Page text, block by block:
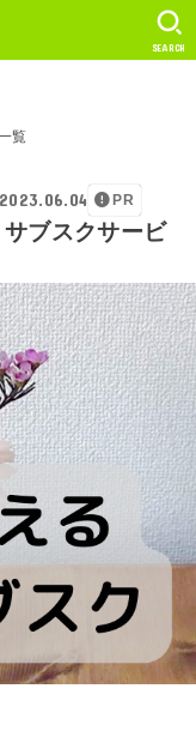
SEARCH
覧
2023.06.04 PR
ブスクサービ